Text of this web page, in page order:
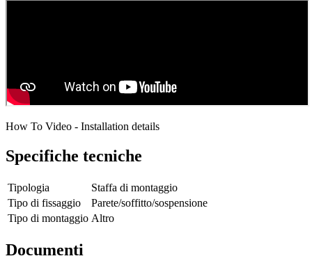
How To Video - Installation details
Specifiche tecniche
Tipologia
Staffa di montaggio
Tipo di fissaggio
Parete/soffitto/sospensione
Tipo di montaggio Altro
Documenti